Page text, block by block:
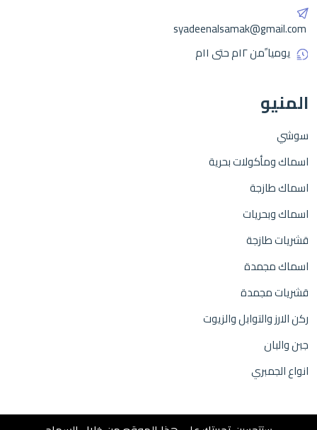
syadeenalsamak@gmail.com
يوميا ًمن ١٢م حتى ١١م
المنيو
سوشي
اسماك ومأكولات بحرية
اسماك طازجة
اسماك وبحريات
قشريات طازجة
اسماك مجمدة
قشريات مجمدة
ركن الارز والتوابل والزيوت
جبن والبان
انواع الجمبري